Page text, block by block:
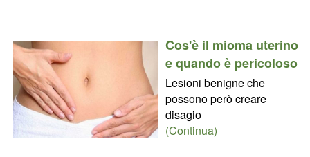
Cos'è il mioma uterino
e quando è pericoloso
Lesioni benigne che
possono però creare
disagio
(Continua)